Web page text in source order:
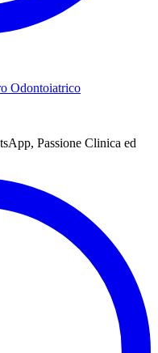
Odontoiatrico
Passione Clinica ed